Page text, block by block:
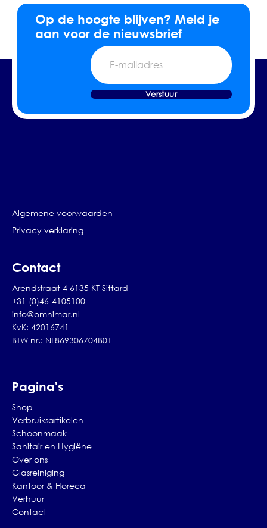
Op de hoogte blijven? Meld je
aan voor de nieuwsbrief
E-
mailadres
Verstuur
Algemene voorwaarden
Privacy verklaring
Contact
Arendstraat 4 6135 KT Sittard
+31 (0)46-4105100
info@omnimar.nl
KvK: 42016741
BTW nr.: NL869306704B01
Pagina's
Shop
Verbruiksartikelen
Schoonmaak
Sanitair en Hygiëne
Over ons
Glasreiniging
Kantoor & Horeca
Verhuur
Contact